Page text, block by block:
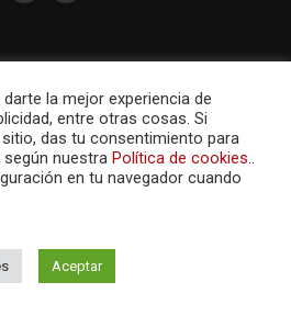
la mejor experiencia de
entre otras cosas. Si
das tu consentimiento para
nuestra Política de cookies..
en tu navegador cuando
Aceptar